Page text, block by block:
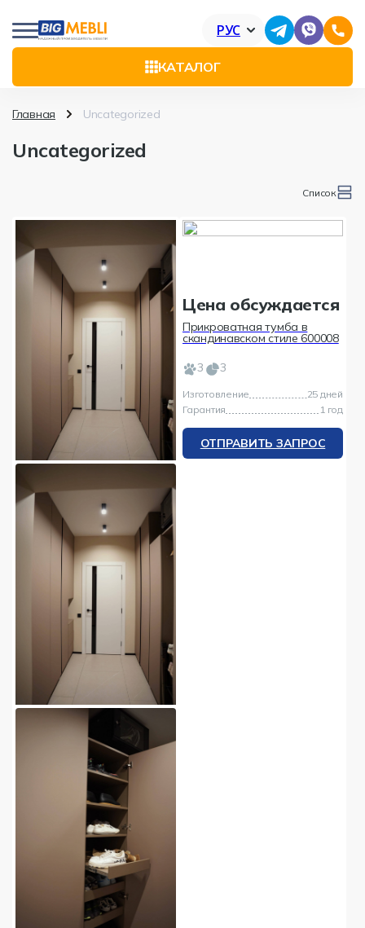
КАТАЛОГ
РУС
Главная Uncategorized
Uncategorized
Список
Цена обсуждается
Прикроватная тумба в
скандинавском стиле 600008
3
3
Изготовление
25 дней
Гарантия
1 год
ОТПРАВИТЬ ЗАПРОС